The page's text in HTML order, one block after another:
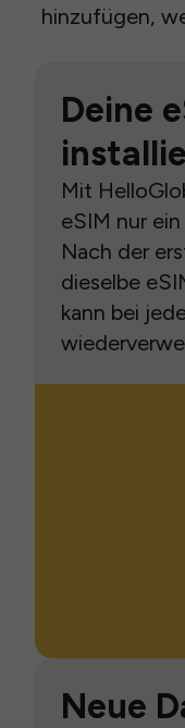
hinzufügen,
Deine
Mit
eSIM nur
Nach der
dieselbe
kann bei
Neue